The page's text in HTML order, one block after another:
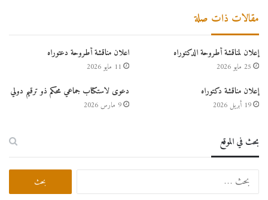
مقالات ذات صلة
إعلان لمناقشة أطروحة الدكتوراه
25 مايو 2026
اعلان مناقشة أطروحة دعتوراه
11 مايو 2026
إعلان مناقشة دكتوراه
19 أبريل 2026
دعوى لاستكتاب جماعي محكم ذو ترقيم دولي
9 مارس 2026
بحث في الموقع
البحث